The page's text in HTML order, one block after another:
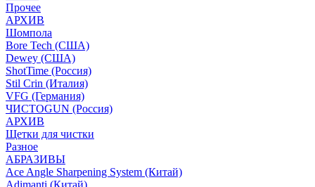
Прочее
АРХИВ
Шомпола
Bore Tech (США)
Dewey (США)
ShotTime (Россия)
Stil Crin (Италия)
VFG (Германия)
ЧИСТОGUN (Россия)
АРХИВ
Щетки для чистки
Разное
АБРАЗИВЫ
Ace Angle Sharpening System (Китай)
Adimanti (Китай)